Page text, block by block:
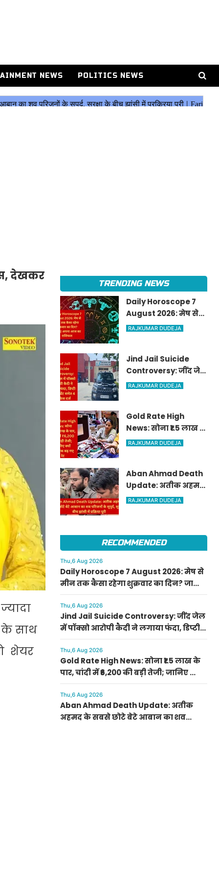
NEWS POLITICS NEWS
देखकर
के साथ
शेयर
TRENDING NEWS
Daily Horoscope 7
August 2026: मेष से
मीन तक कैसा रहेगा
RAJKUMAR DUDEJA
Jind Jail Suicide
Controversy: जींद जेल
में पॉक्सो आरोपी कैदी ने
केस दर्ज
RAJKUMAR DUDEJA
Gold Rate High
News: सोना ₹1.5 लाख के
पार, चांदी में ₹6,200 की
RAJKUMAR DUDEJA
Aban Ahmad Death
Update: अतीक अहमद
के सबसे छोटे बेटे आबान
RAJKUMAR DUDEJA
RECOMMENDED
Thu,6 Aug 2026
Daily Horoscope 7 August 2026: मेष से
मीन तक कैसा रहेगा शुक्रवार का दिन? जानिए
अपना आज का राशिफल
Thu,6 Aug 2026
Jind Jail Suicide Controversy: जींद जेल
में पॉक्सो आरोपी कैदी ने लगाया फंदा, डिप्टी
सुपरिंटेंडेंट समेत 4 पर केस दर्ज
Thu,6 Aug 2026
Gold Rate High News: सोना ₹1.5 लाख के
पार, चांदी में ₹6,200 की बड़ी तेजी; जानिए क्यों
अचानक बढ़ गए रेट
Thu,6 Aug 2026
Aban Ahmad Death Update: अतीक
अहमद के सबसे छोटे बेटे आबान का शव